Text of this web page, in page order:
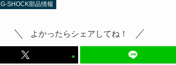
G-SHOCK部品情報
よかったらシェアしてね！